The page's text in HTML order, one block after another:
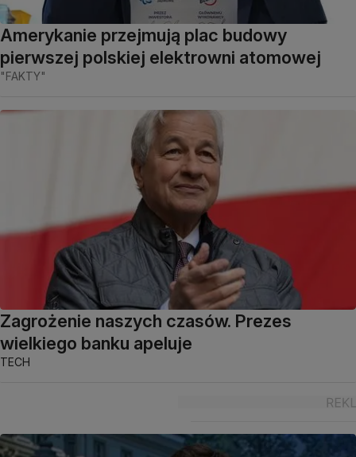
Amerykanie przejmują plac budowy
pierwszej polskiej elektrowni atomowej
"FAKTY"
Zagrożenie naszych czasów. Prezes
wielkiego banku apeluje
TECH